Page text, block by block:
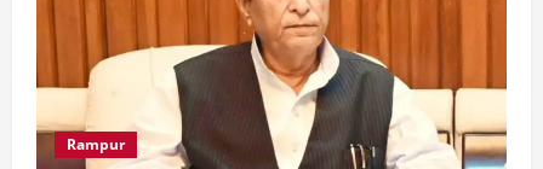
Rampur